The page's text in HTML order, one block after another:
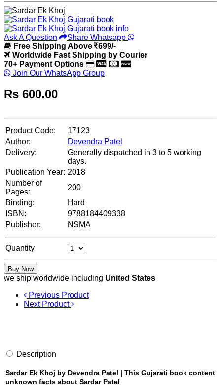
Ask A Question
Share Whatsapp
Free Shipping Above
699/-
Worldwide Fast Shipping by Courier
70+ Payment Options
Join Our WhatsApp Group
Rs 600.00
Product Code:
17123
Author:
Devendra Patel
Delivery:
Generally dispatched in 3 to 5 working
days.
Publication Year: 2018
Number of
Pages:
200
Binding:
Hard
ISBN:
9788184409338
Publisher:
NSMA
Quantity
Buy Now
we ship worldwide including United States
Previous Product
Next Product
Description
Sardar Ek Khoj by Devendra Patel | This Gujarati book content
unknown facts about Sardar Patel